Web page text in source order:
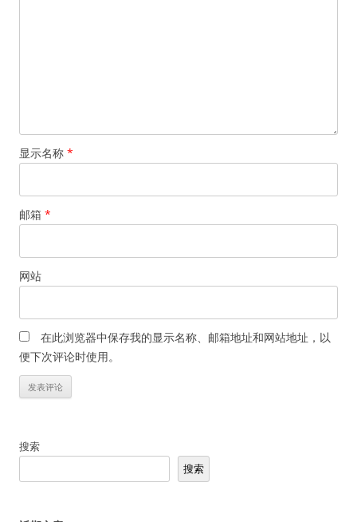
显示名称 *
邮箱 *
网站
在此浏览器中保存我的显示名称、邮箱地址和网站地址，以
便下次评论时使用。
搜索
搜索